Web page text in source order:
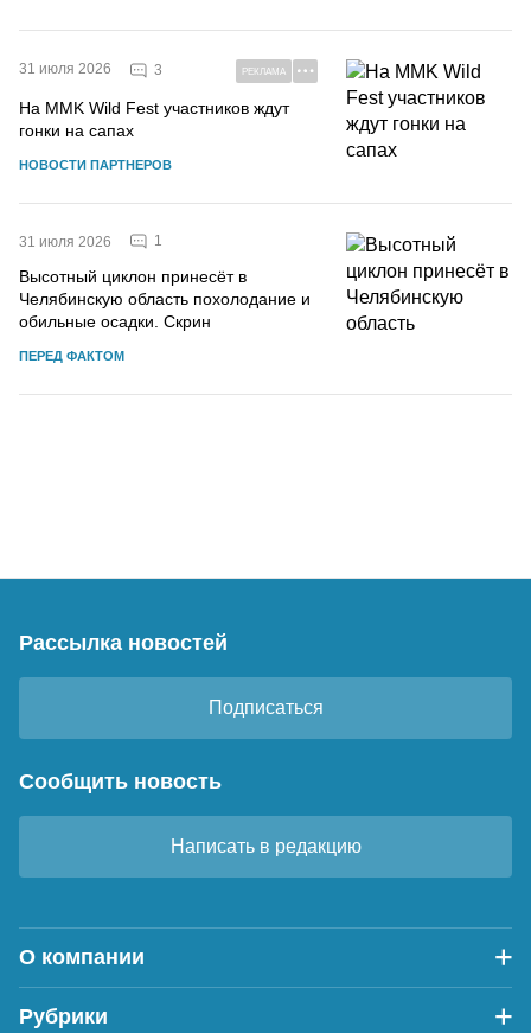
31 июля 2026 3 РЕКЛАМА
На MMK Wild Fest участников ждут
гонки на сапах
НОВОСТИ ПАРТНЕРОВ
31 июля 2026 1
Высотный циклон принесёт в
Челябинскую область похолодание и
обильные осадки. Скрин
ПЕРЕД ФАКТОМ
Рассылка новостей
Подписаться
Сообщить новость
Написать в редакцию
О компании
Рубрики